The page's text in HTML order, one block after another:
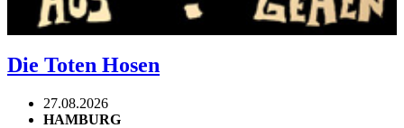
Die Toten Hosen
27.08.2026
HAMBURG